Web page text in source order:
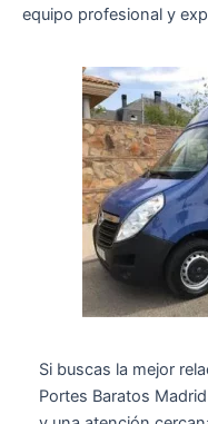
equipo profesional y
Si buscas la mejor
Portes Baratos